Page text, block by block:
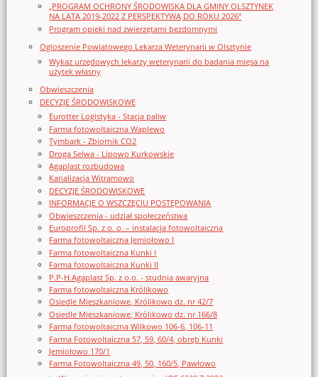
„PROGRAM OCHRONY ŚRODOWISKA DLA GMINY OLSZTYNEK
NA LATA 2019-2022 Z PERSPEKTYWĄ DO ROKU 2026”
Program opieki nad zwierzętami bezdomnymi
Ogloszenie Powiatowego Lekarza Weterynarii w Olsztynie
Wykaz urzędowych lekarzy weterynarii do badania mięsa na
użytek własny
Obwieszczenia
DECYZJE ŚRODOWISKOWE
Eurotter Logistyka - Stacja paliw
Farma fotowoltaiczna Waplewo
Tymbark - Zbiornik CO2
Droga Selwa - Lipowo Kurkowskie
Agaplast rozbudowa
Kanalizacja Witramowo
DECYZJE ŚRODOWISKOWE
INFORMACJE O WSZCZĘCIU POSTĘPOWANIA
Obwieszczenia - udział społeczeństwa
Europrofil Sp. z o. o. – instalacja fotowoltaiczna
Farma fotowoltaiczna Jemiołowo I
Farma fotowoltaiczna Kunki I
Farma fotowoltaiczna Kunki II
P.P-H.Agaplast Sp. z o.o. - studnia awaryjna
Farma fotowoltaiczna Królikowo
Osiedle Mieszkaniowe, Królikowo dz. nr 42/7
Osiedle Mieszkaniowe, Królikowo dz. nr 166/8
Farma fotowoltaiczna Wilkowo 106-6, 106-11
Farma Fotowoltaiczna 57, 59, 60/4, obręb Kunki
Jemiołowo 170/1
Farma Fotowoltaiczna 49, 50, 160/5, Pawłowo